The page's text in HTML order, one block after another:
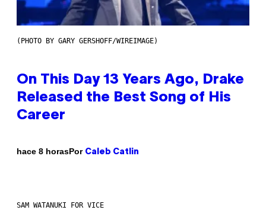
(PHOTO BY GARY GERSHOFF/WIREIMAGE)
On This Day 13 Years Ago, Drake
Released the Best Song of His
Career
hace 8 horasPor Caleb Catlin
SAM WATANUKI FOR VICE